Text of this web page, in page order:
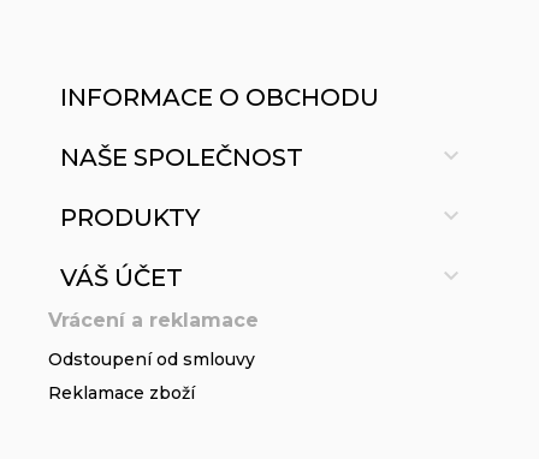
INFORMACE O OBCHODU
NAŠE SPOLEČNOST 
PRODUKTY 
VÁŠ ÚČET 
Vrácení a reklamace
Odstoupení od smlouvy
Reklamace zboží